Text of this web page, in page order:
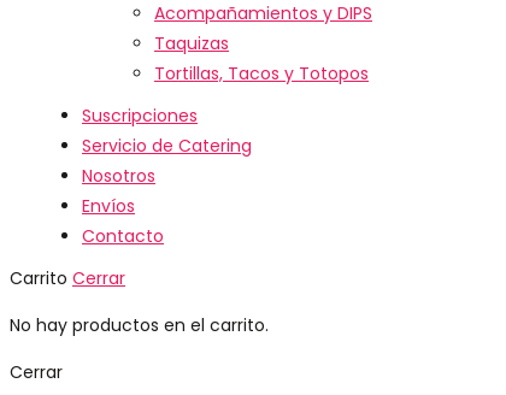
Acompañamientos y DIPS
Taquizas
Tortillas, Tacos y Totopos
Suscripciones
Servicio de Catering
Nosotros
Envíos
Contacto
Carrito Cerrar
No hay productos en el carrito.
Cerrar